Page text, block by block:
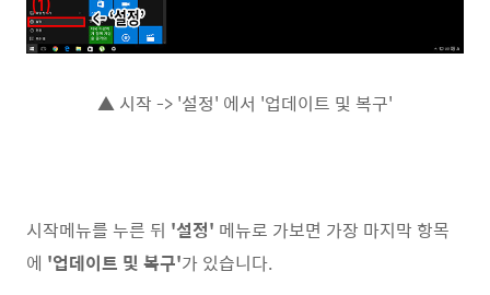
▲ 시작 -> '설정' 에서 '업데이트 및 복구'
시작메뉴를 누른 뒤 '설정' 메뉴로 가보면 가장 마지막 항목
에 '업데이트 및 복구'가 있습니다.